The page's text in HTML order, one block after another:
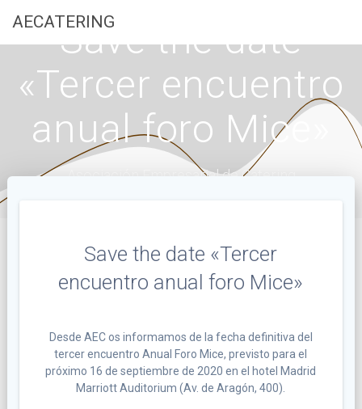
AECATERING
Save the date
«Tercer encuentro
anual foro Mice»
Asociación Empresarial de Catering
Save the date «Tercer
encuentro anual foro Mice»
Desde AEC os informamos de la fecha definitiva del
tercer encuentro Anual Foro Mice, previsto para el
próximo 16 de septiembre de 2020 en el hotel Madrid
Marriott Auditorium (Av. de Aragón, 400).